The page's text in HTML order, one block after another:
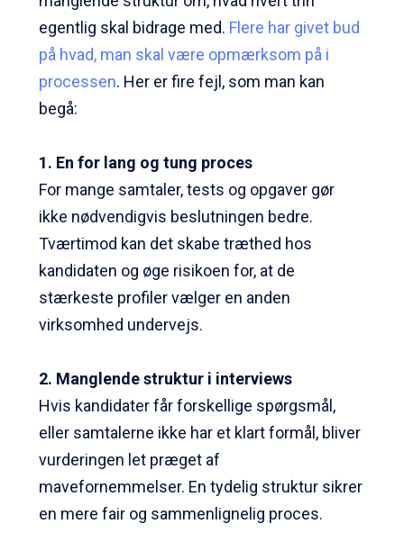
egentlig skal bidrage med. Flere har givet bud
på hvad, man skal være opmærksom på i
processen. Her er fire fejl, som man kan
begå:
1. En for lang og tung proces
For mange samtaler, tests og opgaver gør
ikke nødvendigvis beslutningen bedre.
Tværtimod kan det skabe træthed hos
kandidaten og øge risikoen for, at de
stærkeste profiler vælger en anden
virksomhed undervejs.
2. Manglende struktur i interviews
Hvis kandidater får forskellige spørgsmål,
eller samtalerne ikke har et klart formål, bliver
vurderingen let præget af
mavefornemmelser. En tydelig struktur sikrer
en mere fair og sammenlignelig proces.